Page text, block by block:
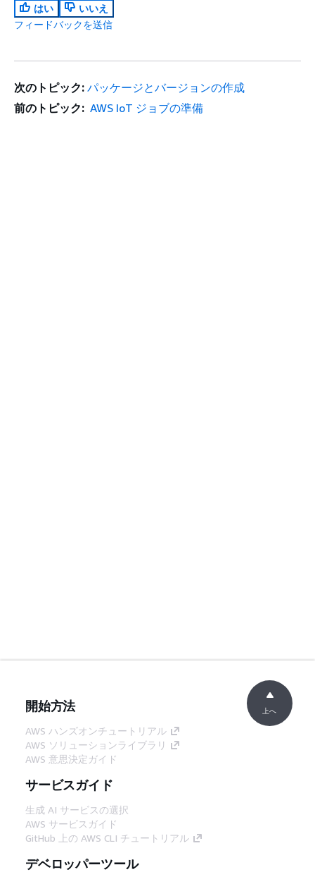
はい
いいえ
フィードバックを送信
次のトピック: パッケージとバージョンの作成
前のトピック: AWS IoT ジョブの準備
開始方法
AWS ハンズオンチュートリアル
AWS ソリューションライブラリ
AWS 意思決定ガイド
サービスガイド
生成 AI サービスの選択
AWS サービスガイド
GitHub 上の AWS CLI チュートリアル
デベロッパーツール
上へ